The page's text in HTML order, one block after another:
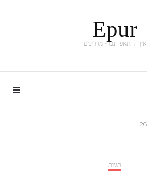
Epur
איך להתאפר נכון- מדריכים
תגיות